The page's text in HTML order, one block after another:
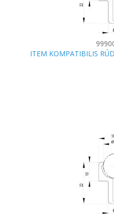
ITEM KOMPATIBILIS